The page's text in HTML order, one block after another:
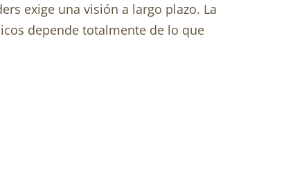
exige una visión a largo plazo. La
depende totalmente de lo que